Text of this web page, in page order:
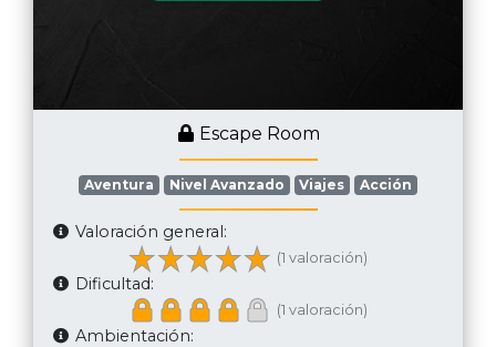
Escape Room
Aventura Nivel Avanzado Viajes Acción
Valoración general:
(1 valoración)
Dificultad:
(1 valoración)
Ambientación: